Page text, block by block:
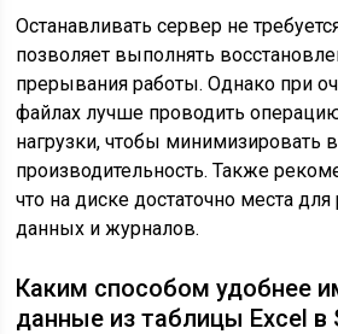
Останавливать сервер не
позволяет выполнять
прерывания работы. Однако при
файлах лучше проводить
нагрузки, чтобы минимизировать
производительность. Также
что на диске достаточно места
данных и журналов.
Каким способом удобнее
данные из таблицы Excel в